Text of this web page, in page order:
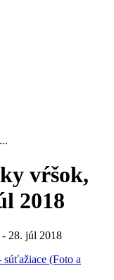
vŕšok,
2018
28. júl 2018